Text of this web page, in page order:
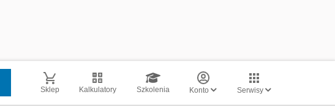
Sklep Kalkulatory Szkolenia Konto Serwisy